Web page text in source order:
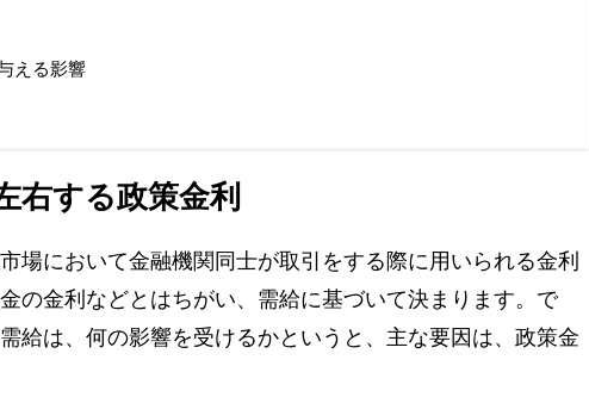
える影響
右する政策金利
場において金融機関同士が取引をする際に用いられる金利
の金利などとはちがい、需給に基づいて決まります。で
給は、何の影響を受けるかというと、主な要因は、政策金